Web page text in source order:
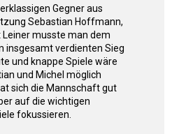
Gegner aus
Sebastian Hoffmann,
Leiner musste man dem
insgesamt verdienten Sieg
und knappe Spiele wäre
und Michel möglich
sich die Mannschaft gut
auf die wichtigen
fokussieren.